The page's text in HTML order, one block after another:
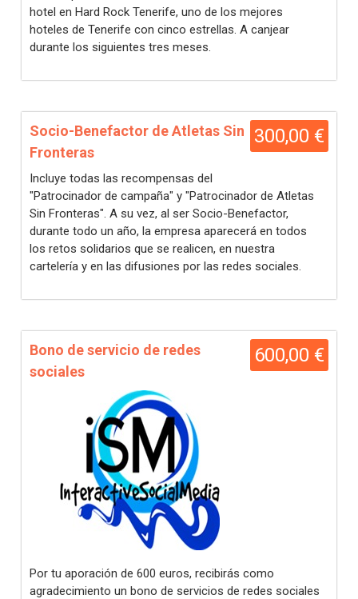
hotel en Hard Rock Tenerife, uno de los mejores
hoteles de Tenerife con cinco estrellas. A canjear
durante los siguientes tres meses.
300,00 €
Socio-Benefactor de Atletas Sin
Fronteras
Incluye todas las recompensas del
"Patrocinador de campaña" y "Patrocinador de Atletas
Sin Fronteras". A su vez, al ser Socio-Benefactor,
durante todo un año, la empresa aparecerá en todos
los retos solidarios que se realicen, en nuestra
cartelería y en las difusiones por las redes sociales.
600,00 €
Bono de servicio de redes
sociales
Por tu aporación de 600 euros, recibirás como
agradecimiento un bono de servicios de redes sociales